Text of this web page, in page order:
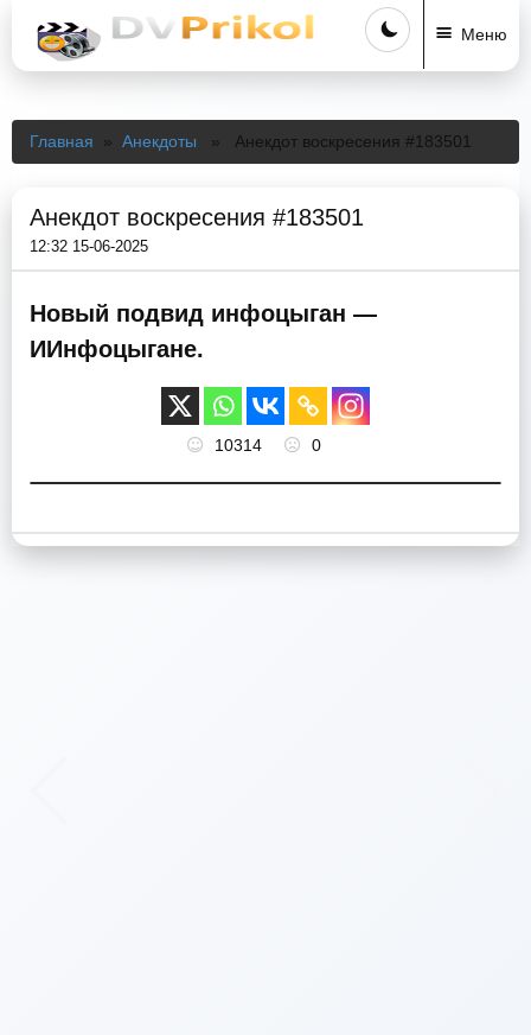
Меню
Главная » Анекдоты » Анекдот воскресения #183501
Анекдот воскресения #183501
12:32 15-06-2025
Новый подвид инфоцыган —
ИИнфоцыгане.
10314 0